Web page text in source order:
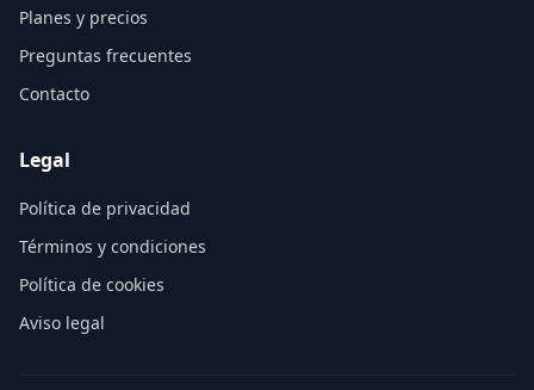
Planes y precios
Preguntas frecuentes
Contacto
Legal
Política de privacidad
Términos y condiciones
Política de cookies
Aviso legal